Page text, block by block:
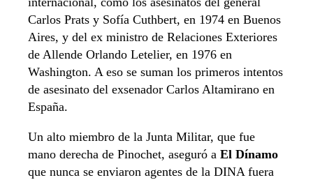
Carlos Prats y Sofía Cuthbert, en 1974 en Buenos
Aires, y del ex ministro de Relaciones Exteriores
de Allende Orlando Letelier, en 1976 en
Washington. A eso se suman los primeros intentos
de asesinato del exsenador Carlos Altamirano en
España.
Un alto miembro de la Junta Militar, que fue
mano derecha de Pinochet, aseguró a El Dínamo
que nunca se enviaron agentes de la DINA fuera